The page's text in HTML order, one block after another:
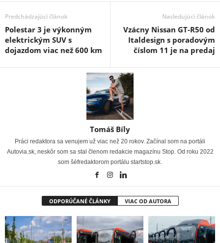
Predchádzajúci článok
Polestar 3 je výkonným
elektrickým SUV s
dojazdom viac než 600 km
Nasledujúci článok
Vzácny Nissan GT-R50 od
Italdesign s poradovým
číslom 11 je na predaj
Tomáš Bíly
Práci redaktora sa venujem už viac než 20 rokov. Začínal som na portáli
Autovia.sk, neskôr som sa stal členom redakcie magazínu Stop. Od roku 2022
som šéfredaktorom portálu startstop.sk.
ODPORÚČANÉ ČLÁNKY VIAC OD AUTORA